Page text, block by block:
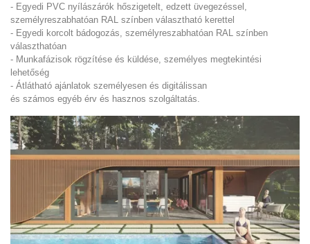
- Egyedi PVC nyílászárók hőszigetelt, edzett üvegezéssel,
személyreszabhatóan RAL színben választható kerettel
- Egyedi korcolt bádogozás, személyreszabhatóan RAL színben
választhatóan
- Munkafázisok rögzítése és küldése, személyes megtekintési
lehetőség
- Átlátható ajánlatok személyesen és digitálissan
és számos egyéb érv és hasznos szolgáltatás.